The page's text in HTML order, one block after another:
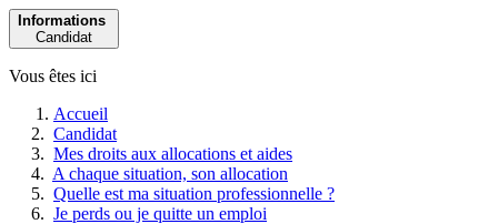
Informations
Candidat
Vous êtes ici
Accueil
Candidat
Mes droits aux allocations et aides
A chaque situation, son allocation
Quelle est ma situation professionnelle ?
Je perds ou je quitte un emploi